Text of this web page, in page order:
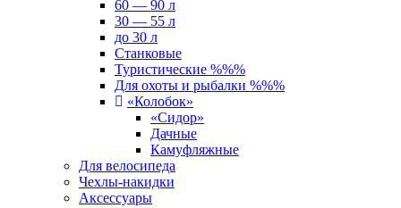
60 — 90 л
30 — 55 л
до 30 л
Станковые
Туристические %%%
Для охоты и рыбалки %%%
«Колобок»
«Сидор»
Дачные
Камуфляжные
Для велосипеда
Чехлы-накидки
Аксессуары